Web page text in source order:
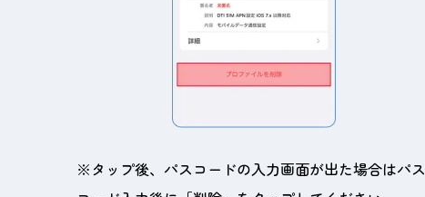
※タップ後、パスコードの入力画面が出た場合はパス